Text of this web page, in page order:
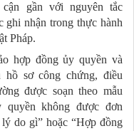
gần với nguyên tắc
nhận trong thực hành
Pháp.
hợp đồng ủy quyền và
sơ công chứng, điều
được soạn theo mẫu
không được đơn
do gì” hoặc “Hợp đồng